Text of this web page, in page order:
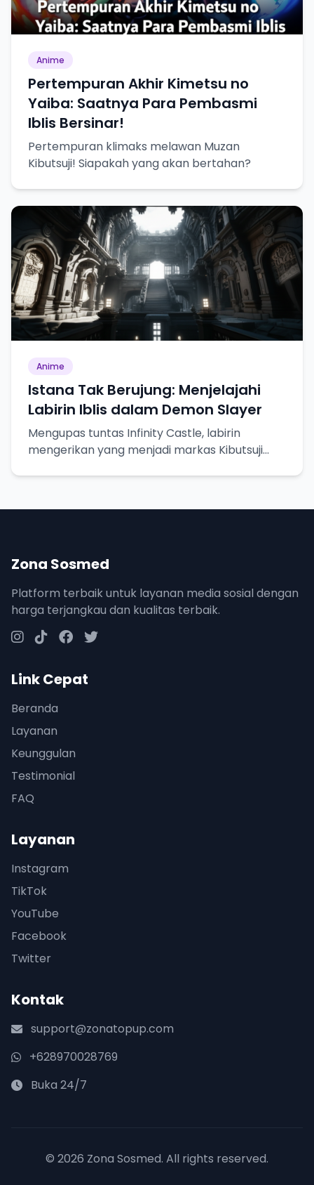
Anime
Pertempuran Akhir Kimetsu no
Yaiba: Saatnya Para Pembasmi
Iblis Bersinar!
Pertempuran klimaks melawan Muzan
Kibutsuji! Siapakah yang akan bertahan?
Anime
Istana Tak Berujung: Menjelajahi
Labirin Iblis dalam Demon Slayer
Mengupas tuntas Infinity Castle, labirin
mengerikan yang menjadi markas Kibutsuji
Zona Sosmed
Platform terbaik untuk layanan media sosial dengan
harga terjangkau dan kualitas terbaik.
Link Cepat
Beranda
Layanan
Keunggulan
Testimonial
FAQ
Layanan
Instagram
TikTok
YouTube
Facebook
Twitter
Kontak
support@zonatopup.com
+628970028769
Buka 24/7
© 2026 Zona Sosmed. All rights reserved.